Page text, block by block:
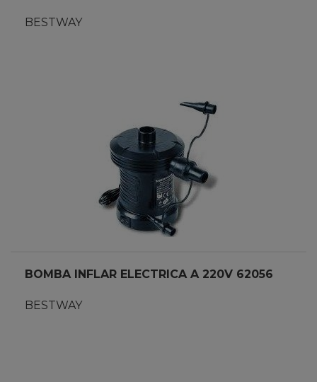
BESTWAY
BOMBA INFLAR ELECTRICA A 220V 62056
BESTWAY